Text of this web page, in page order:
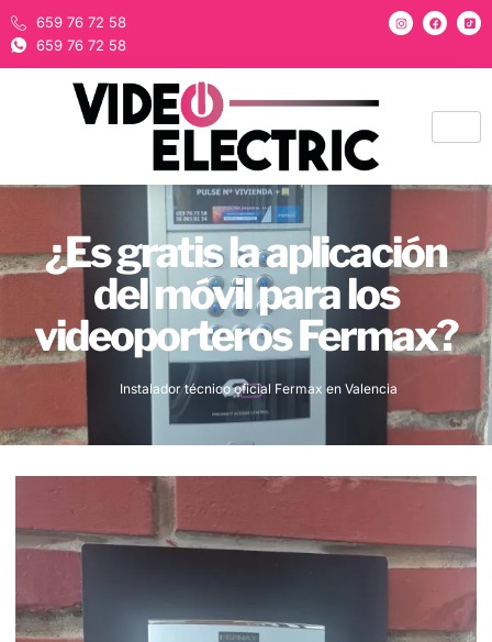
659 76 72 58
659 76 72 58
¿Es gratis la aplicación
del móvil para los
videoporteros Fermax?
Instalador técnico oficial Fermax en Valencia